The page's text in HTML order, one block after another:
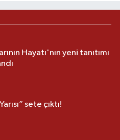
Hayatı'nın yeni tanıtımı
sete çıktı!